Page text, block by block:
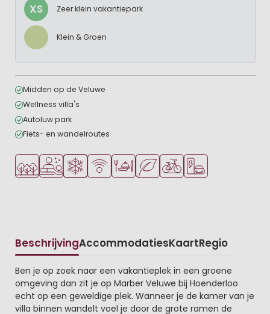
XS Zeer klein vakantiepark
Klein & Groen
Midden op de Veluwe
Wellness villa's
Autoluw park
Fiets- en wandelroutes
Ligt in een bosrijke omgeving
Wellnessfaciliteiten
Wintervakantie
WiFi beschikbaar
Restaurant of pizzeria
Groene ligging
Fietsverhuur
Laadpaal
BeschrijvingAccommodatiesKaartRegio
Beschrijving
Ben je op zoek naar een vakantieplek in een groene
omgeving dan zit je op Marber Veluwe bij Hoenderloo
echt op een geweldige plek. Wanneer je de kamer van je
villa binnen wandelt voel je door de grote ramen de